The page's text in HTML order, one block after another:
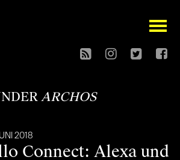
open
ARCHOS
2018
Connect: Alexa und